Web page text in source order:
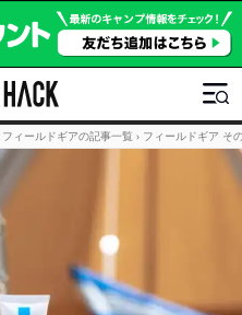
フィールドギアの記事一覧 › フィールドギア そ